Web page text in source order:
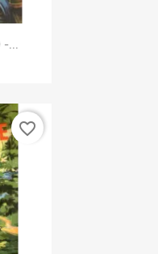
-...
favorite_border